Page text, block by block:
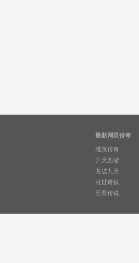
最新网页传奇
维京传奇
开天西游
龙破九天
乱世诸侯
至尊传说